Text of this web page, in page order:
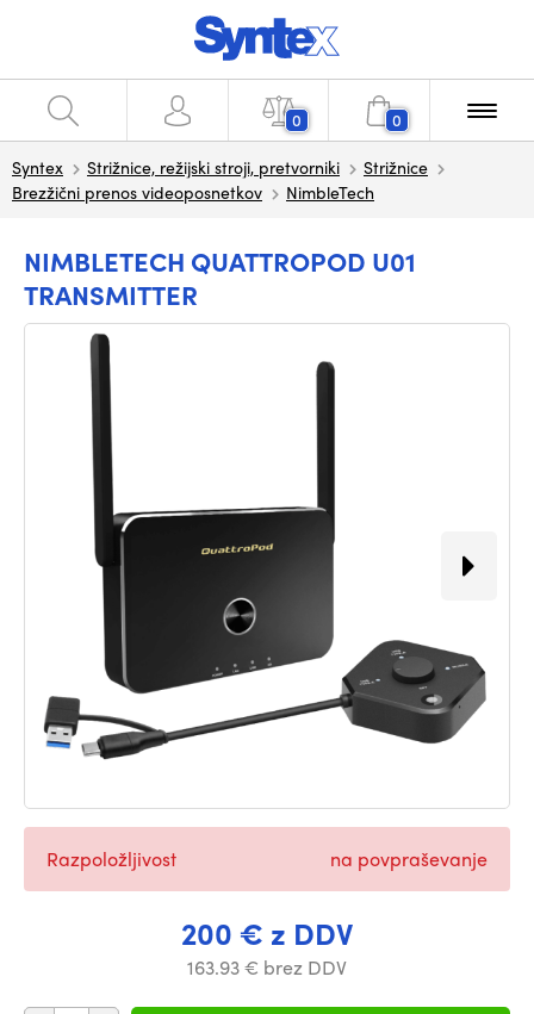
0 0
Syntex Strižnice, režijski stroji, pretvorniki
Strižnice
Brezžični prenos videoposnetkov
NimbleTech
NIMBLETECH QUATTROPOD U01
TRANSMITTER
200 € z DDV
163.93 € brez DDV
Razpoložljivost na povpraševanje